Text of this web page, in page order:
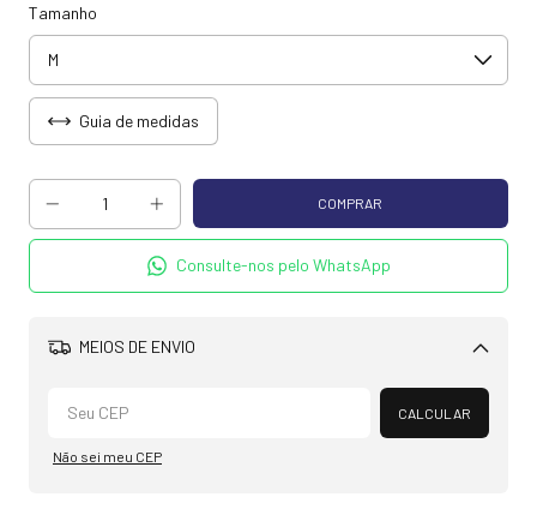
Tamanho
Guia de medidas
Consulte-nos pelo WhatsApp
MEIOS DE ENVIO
Alterar CEP
CALCULAR
Não sei meu CEP